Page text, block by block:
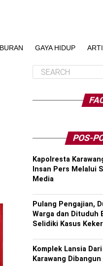
GAYA HIDUP
POS-
Kapolresta
Insan Pers Melalui
Media
Pulang Pengajian,
Warga dan Dituduh
Selidiki Kasus
Komplek Lansia
Karawang Dibangun